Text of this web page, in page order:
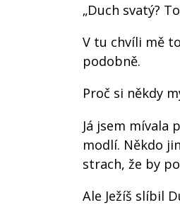
„Duch svatý?
V tu chvíli mě
podobně.
Proč si někdy
Já jsem mívala
modlí. Někdo
strach, že by
Ale Ježíš slíbil